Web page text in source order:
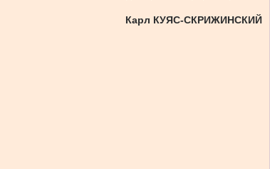
Карл КУЯС-СКРИЖИНСКИЙ